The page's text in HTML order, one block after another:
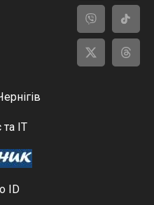
та ІТ
ID